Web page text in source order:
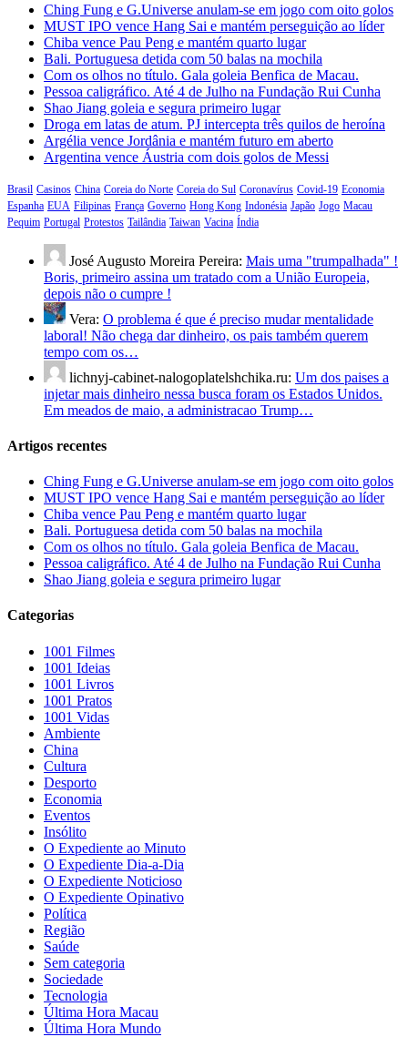
Ching Fung e G.Universe anulam-se em jogo com oito golos
MUST IPO vence Hang Sai e mantém perseguição ao líder
Chiba vence Pau Peng e mantém quarto lugar
Bali. Portuguesa detida com 50 balas na mochila
Com os olhos no título. Gala goleia Benfica de Macau.
Pessoa caligráfico. Até 4 de Julho na Fundação Rui Cunha
Shao Jiang goleia e segura primeiro lugar
Droga em latas de atum. PJ intercepta três quilos de heroína
Argélia vence Jordânia e mantém futuro em aberto
Argentina vence Áustria com dois golos de Messi
Brasil Casinos China Coreia do Norte Coreia do Sul Coronavírus Covid-19 Economia
Espanha EUA Filipinas França Governo Hong Kong Indonésia Japão Jogo Macau
Pequim Portugal Protestos Tailândia Taiwan Vacina Índia
José Augusto Moreira Pereira: Mais uma "trumpalhada" !
Boris, primeiro assina um tratado com a União Europeia,
depois não o cumpre !
Vera: O problema é que é preciso mudar mentalidade
laboral! Não chega dar dinheiro, os pais também querem
tempo com os…
lichnyj-cabinet-nalogoplatelshchika.ru: Um dos paises a
injetar mais dinheiro nessa busca foram os Estados Unidos.
Em meados de maio, a administracao Trump…
Artigos recentes
Ching Fung e G.Universe anulam-se em jogo com oito golos
MUST IPO vence Hang Sai e mantém perseguição ao líder
Chiba vence Pau Peng e mantém quarto lugar
Bali. Portuguesa detida com 50 balas na mochila
Com os olhos no título. Gala goleia Benfica de Macau.
Pessoa caligráfico. Até 4 de Julho na Fundação Rui Cunha
Shao Jiang goleia e segura primeiro lugar
Categorias
1001 Filmes
1001 Ideias
1001 Livros
1001 Pratos
1001 Vidas
Ambiente
China
Cultura
Desporto
Economia
Eventos
Insólito
O Expediente ao Minuto
O Expediente Dia-a-Dia
O Expediente Noticioso
O Expediente Opinativo
Política
Região
Saúde
Sem categoria
Sociedade
Tecnologia
Última Hora Macau
Última Hora Mundo